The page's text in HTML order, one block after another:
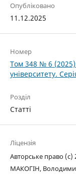
Опубліковано
11.12.2025
Номер
Том 348 № 6
університету.
Розділ
Статті
Ліцензія
Авторське право
МАКОГІН,